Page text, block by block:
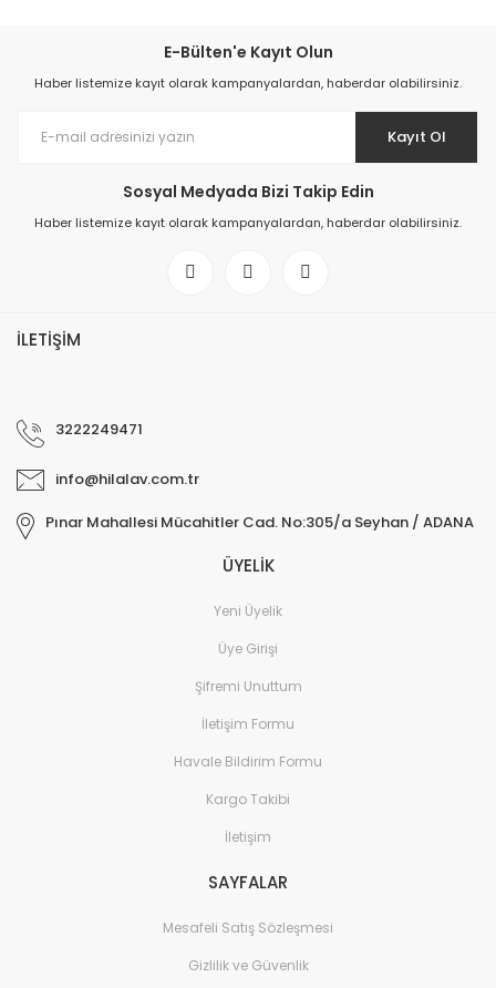
E-Bülten'e Kayıt Olun
Haber listemize kayıt olarak kampanyalardan, haberdar olabilirsiniz.
Kayıt Ol
Sosyal Medyada Bizi Takip Edin
Haber listemize kayıt olarak kampanyalardan, haberdar olabilirsiniz.
İLETİŞİM
3222249471
info@hilalav.com.tr
Pınar Mahallesi Mücahitler Cad. No:305/a Seyhan / ADANA
ÜYELİK
Yeni Üyelik
Üye Girişi
Şifremi Unuttum
İletişim Formu
Havale Bildirim Formu
Kargo Takibi
İletişim
SAYFALAR
Mesafeli Satış Sözleşmesi
Gizlilik ve Güvenlik